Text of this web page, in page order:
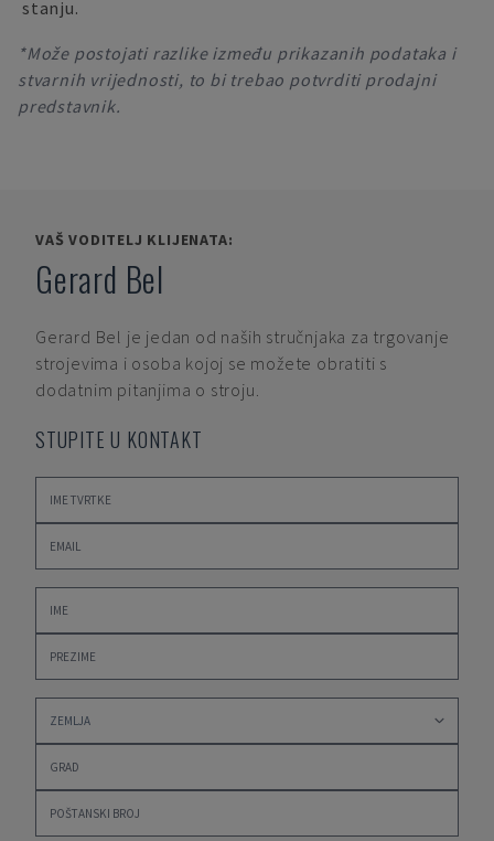
stanju.
*Može postojati razlike između prikazanih podataka i
stvarnih vrijednosti, to bi trebao potvrditi prodajni
predstavnik.
VAŠ VODITELJ KLIJENATA:
Gerard Bel
Gerard Bel je jedan od naših stručnjaka za trgovanje
strojevima i osoba kojoj se možete obratiti s
dodatnim pitanjima o stroju.
STUPITE U KONTAKT